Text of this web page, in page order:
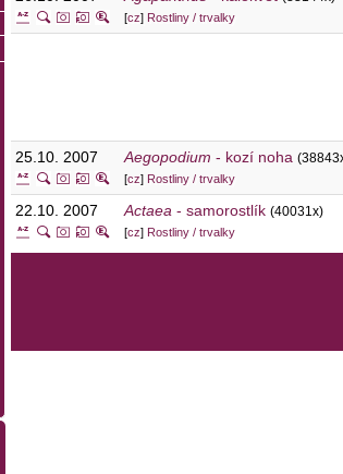
[cz] Rostliny / trvalky
25.10. 2007 Aegopodium - kozí noha
[cz] Rostliny / trvalky
22.10. 2007 Actaea - samorostlík (40031x)
[cz] Rostliny / trvalky